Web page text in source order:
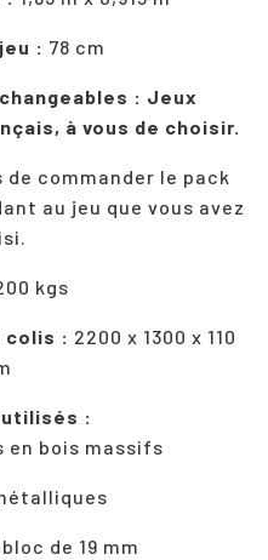
: 78 cm
: Jeux
à vous de choisir.
commander le pack
au jeu que vous avez
kgs
colis : 2200 x 1300 x 110
utilisés :
en bois massifs
de 19 mm